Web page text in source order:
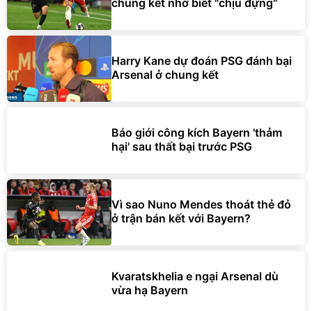
chung kết nhờ biết "chịu đựng"
Harry Kane dự đoán PSG đánh bại
Arsenal ở chung kết
Báo giới công kích Bayern 'thảm
hại' sau thất bại trước PSG
Vì sao Nuno Mendes thoát thẻ đỏ
ở trận bán kết với Bayern?
Kvaratskhelia e ngại Arsenal dù
vừa hạ Bayern